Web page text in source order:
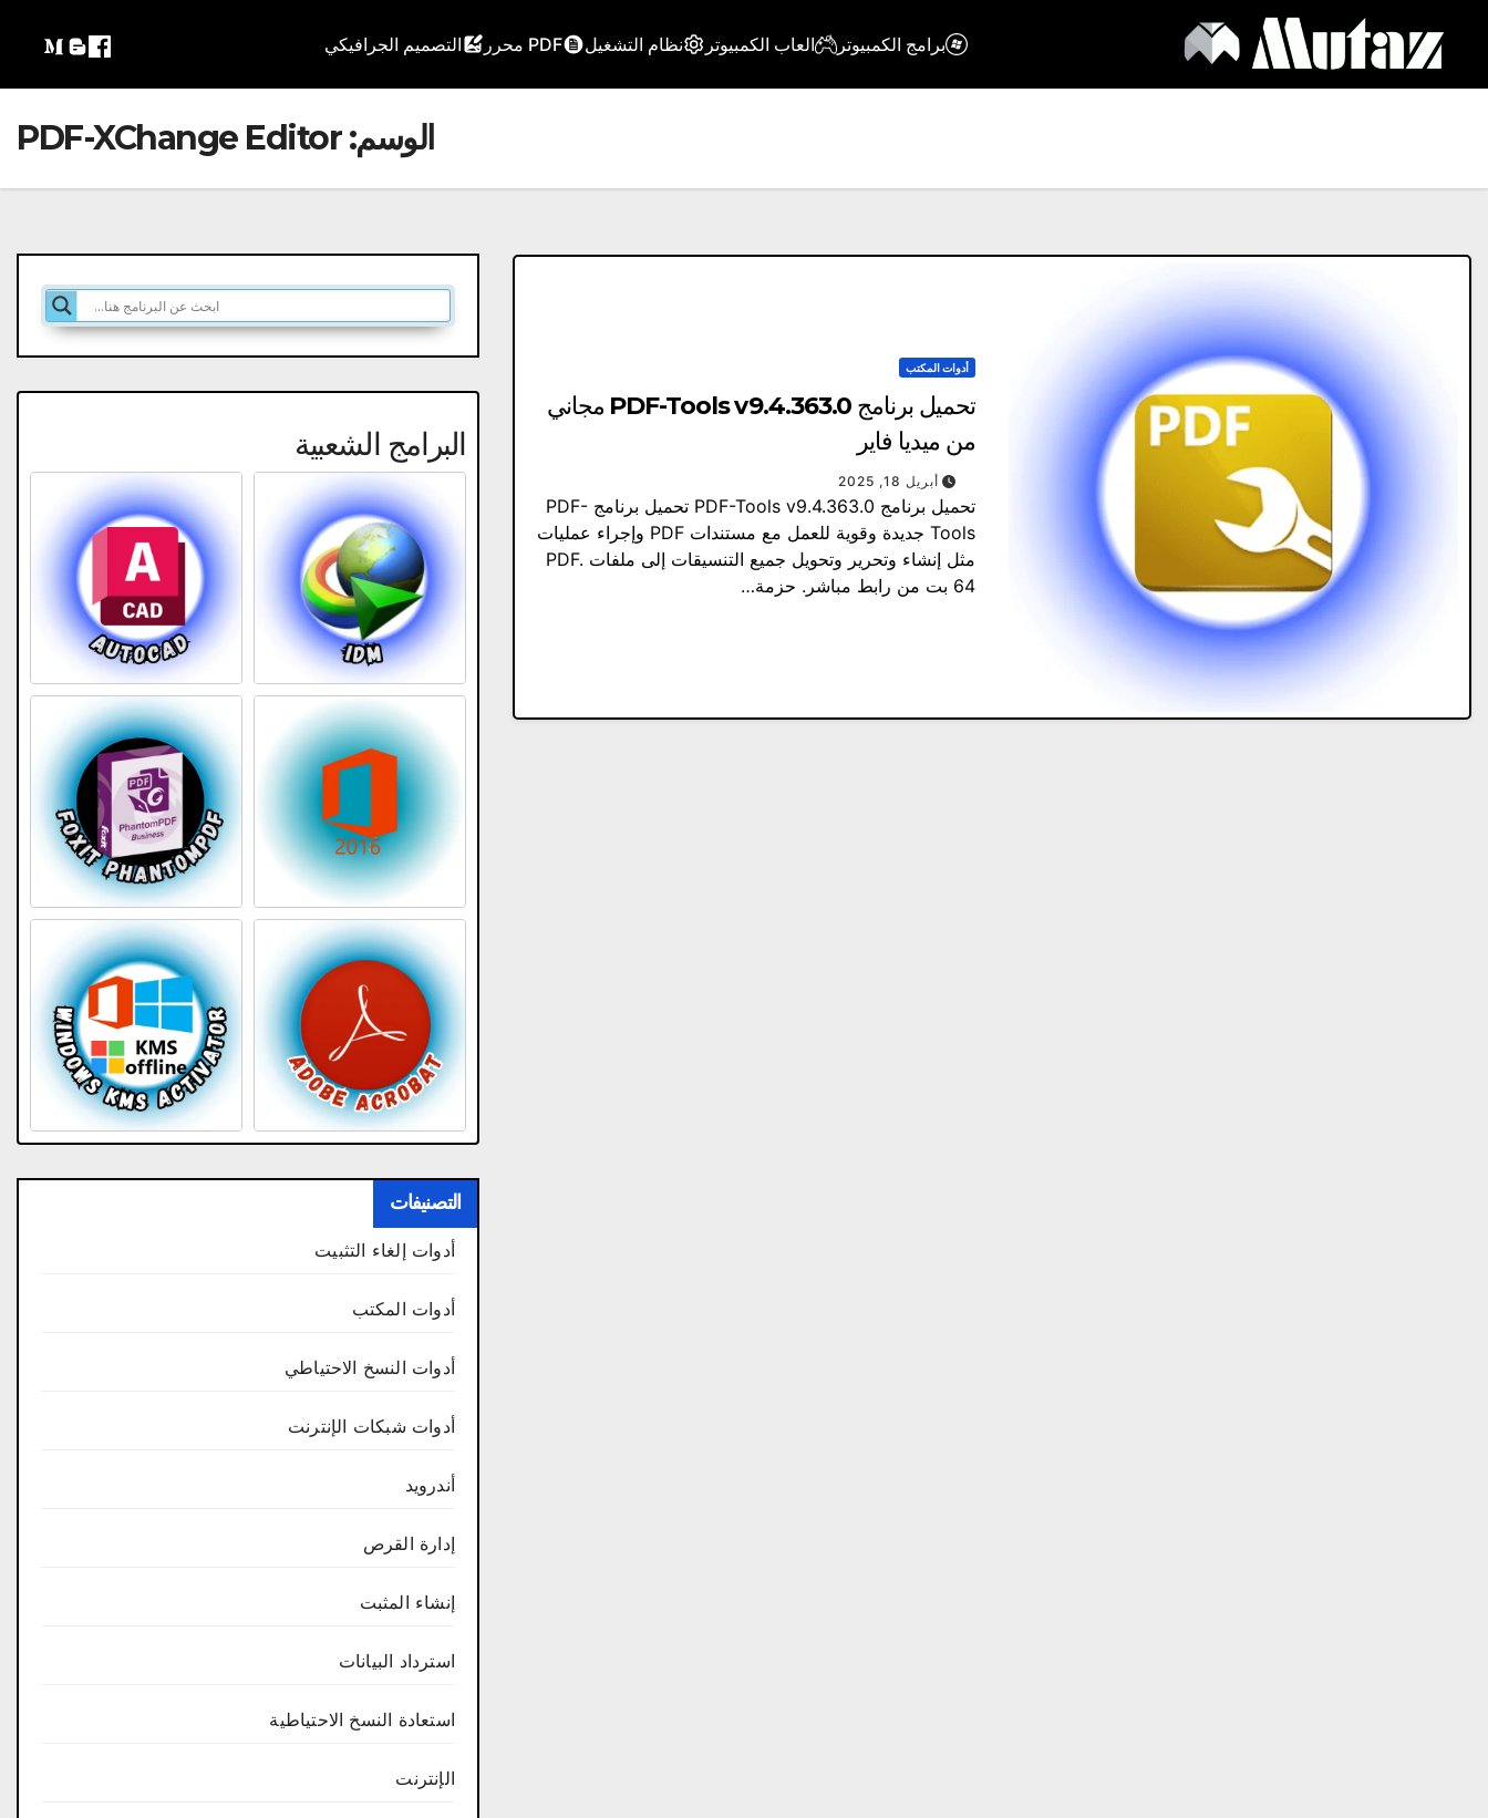
content
برامج الكمبيوتر العاب الكمبيوتر نظام التشغيل PDF محرر التصميم الجرافيكي
الوسم:PDF-XChange Editor
أدوات المكتب
تحميل برنامج PDF-Tools v9.4.363.0 مجاني
من ميديا ​​فاير
أبريل 18, 2025
تحميل برنامج PDF-Tools v9.4.363.0 تحميل برنامج PDF-
Tools جديدة وقوية للعمل مع مستندات PDF وإجراء عمليات
مثل إنشاء وتحرير وتحويل جميع التنسيقات إلى ملفات PDF.
64 بت من رابط مباشر. حزمة…
البرامج الشعبية
التصنيفات
أدوات إلغاء التثبيت
أدوات المكتب
أدوات النسخ الاحتياطي
أدوات شبكات الإنترنت
أندرويد
إدارة القرص
إنشاء المثبت
استرداد البيانات
استعادة النسخ الاحتياطية
الإنترنت